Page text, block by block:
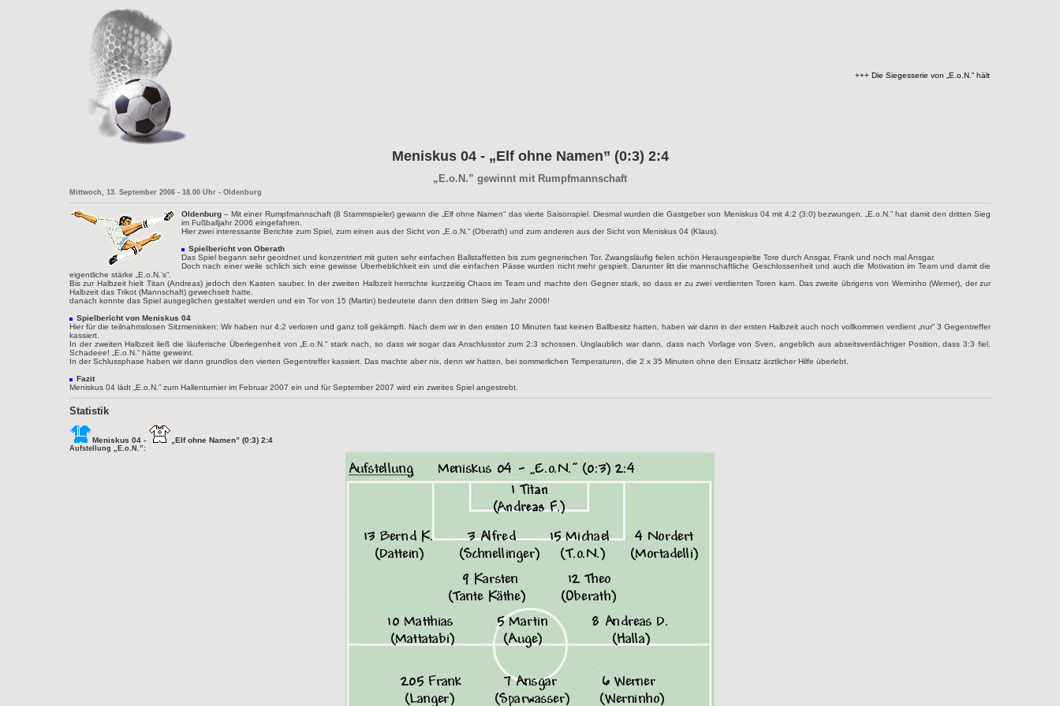
+++ Die Siegesserie von „E.o.N.” hält an +++
Meniskus 04 - „Elf ohne Namen” (0:3) 2:4
„E.o.N.” gewinnt mit Rumpfmannschaft
Mittwoch, 13. September 2006 - 18.00 Uhr - Oldenburg
Oldenburg – Mit einer Rumpfmannschaft (8 Stammspieler) gewann die „Elf ohne Namen“ das vierte Saisonspiel. Diesmal wurden die Gastgeber von Meniskus 04 mit 4:2 (3:0) bezwungen. „E.o.N.” hat damit den dritten Sieg
im Fußballjahr 2006 eingefahren.
Hier zwei interessante Berichte zum Spiel, zum einen aus der Sicht von „E.o.N.“ (Oberath) und zum anderen aus der Sicht von Meniskus 04 (Klaus).
Spielbericht von Oberath
Das Spiel begann sehr geordnet und konzentriert mit guten sehr einfachen Ballstaffetten bis zum gegnerischen Tor. Zwangsläufig fielen schön Herausgespielte Tore durch Ansgar, Frank und noch mal Ansgar.
Doch nach einer weile schlich sich eine gewisse Überheblichkeit ein und die einfachen Pässe wurden nicht mehr gespielt. Darunter litt die mannschaftliche Geschlossenheit und auch die Motivation im Team und damit die
eigentliche stärke „E.o.N.’s“.
Bis zur Halbzeit hielt Titan (Andreas) jedoch den Kasten sauber. In der zweiten Halbzeit herrschte kurzzeitig Chaos im Team und machte den Gegner stark, so dass er zu zwei verdienten Toren kam. Das zweite übrigens von Werninho (Werner), der zur
Halbzeit das Trikot (Mannschaft) gewechselt hatte.
danach konnte das Spiel ausgeglichen gestaltet werden und ein Tor von 15 (Martin) bedeutete dann den dritten Sieg im Jahr 2006!
Spielbericht von Meniskus 04
Hier für die teilnahmslosen Sitzmenisken: Wir haben nur 4:2 verloren und ganz toll gekämpft. Nach dem wir in den ersten 10 Minuten fast keinen Ballbesitz hatten, haben wir dann in der ersten Halbzeit auch noch vollkommen verdient „nur“ 3 Gegentreffer
kassiert.
In der zweiten Halbzeit ließ die läuferische Überlegenheit von „E.o.N.“ stark nach, so dass wir sogar das Anschlusstor zum 2:3 schossen. Unglaublich war dann, dass nach Vorlage von Sven, angeblich aus abseitsverdächtiger Position, dass 3:3 fiel.
Schadeee! „E.o.N.“ hätte geweint.
In der Schlussphase haben wir dann grundlos den vierten Gegentreffer kassiert. Das machte aber nix, denn wir hatten, bei sommerlichen Temperaturen, die 2 x 35 Minuten ohne den Einsatz ärztlicher Hilfe überlebt.
Fazit
Meniskus 04 lädt „E.o.N.” zum Hallenturnier im Februar 2007 ein und für September 2007 wird ein zweites Spiel angestrebt.
Statistik
Meniskus 04 - „Elf ohne Namen” (0:3) 2:4
Aufstellung „E.o.N.”: